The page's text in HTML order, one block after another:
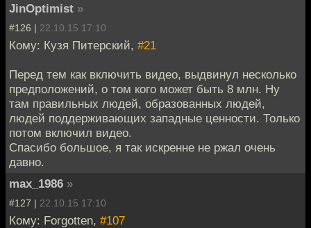
JinOptimist »
#126 | 22.10.15 17:10
Кому: Кузя Питерский, #21
Перед тем как включить видео, выдвинул несколько
предположений, о том кого может быть 8 млн. Ну
там правильных людей, образованных людей,
людей поддерживающих западные ценности. Только
потом включил видео.
Спасибо большое, я так искренне не ржал очень
давно.
max_1986 »
#127 | 22.10.15 17:10
Кому: Forgotten, #107